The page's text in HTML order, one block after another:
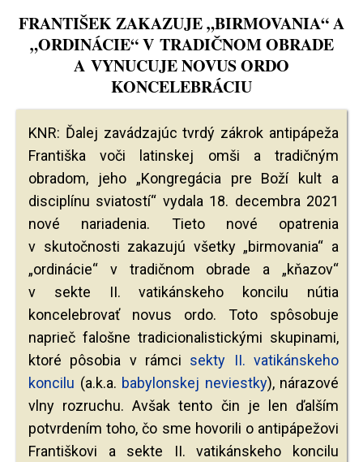
FRANTIŠEK ZAKAZUJE „BIRMOVANIA“ A
„ORDINÁCIE“ V TRADIČNOM OBRADE
A VYNUCUJE NOVUS ORDO
KONCELEBRÁCIU
KNR: Ďalej zavádzajúc tvrdý zákrok antipápeža
Františka voči latinskej omši a tradičným
obradom, jeho „Kongregácia pre Boží kult a
disciplínu sviatostí“ vydala 18. decembra 2021
nové nariadenia. Tieto nové opatrenia
v skutočnosti zakazujú všetky „birmovania“ a
„ordinácie“ v tradičnom obrade a „kňazov“
v sekte II. vatikánskeho koncilu nútia
koncelebrovať novus ordo. Toto spôsobuje
naprieč falošne tradicionalistickými skupinami,
ktoré pôsobia v rámci sekty II. vatikánskeho
koncilu (a.k.a. babylonskej neviestky), nárazové
vlny rozruchu. Avšak tento čin je len ďalším
potvrdením toho, čo sme hovorili o antipápežovi
Františkovi a sekte II. vatikánskeho koncilu